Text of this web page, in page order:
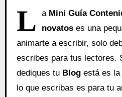
L a Mini Guía
novatoses una
animarte a escribir, solo
escribes para tus lectores.
dediques tu Blogestá es la
lo que escribas es para tu